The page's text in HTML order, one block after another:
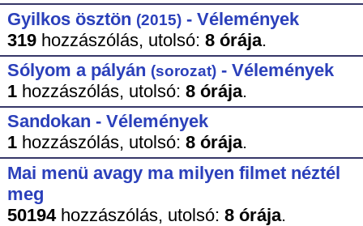
Gyilkos ösztön (2015)- Vélemények
319hozzászólás, utolsó: 8 órája.
Sólyom a pályán (sorozat)- Vélemények
1hozzászólás, utolsó: 8 órája.
Sandokan - Vélemények
1hozzászólás, utolsó: 8 órája.
Mai menü avagy ma milyen filmet néztél
meg
50194hozzászólás, utolsó: 8 órája.